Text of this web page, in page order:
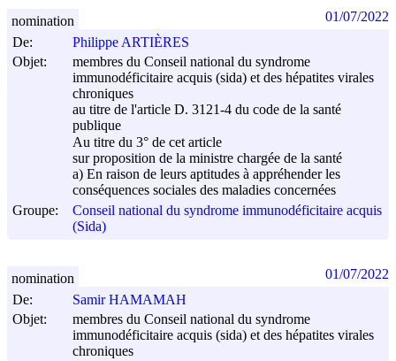
De:
Philippe ARTIÈRES
Objet:
membres du Conseil national du syndrome
immunodéficitaire acquis (sida) et des hépatites virales
chroniques
au titre de l'article D. 3121-4 du code de la santé
publique
Au titre du 3° de cet article
sur proposition de la ministre chargée de la santé
a) En raison de leurs aptitudes à appréhender les
conséquences sociales des maladies concernées
Groupe:
Conseil national du syndrome immunodéficitaire acquis
(Sida)
nomination 01/07/2022
De:
Samir HAMAMAH
Objet:
membres du Conseil national du syndrome
immunodéficitaire acquis (sida) et des hépatites virales
chroniques
nomination 01/07/2022